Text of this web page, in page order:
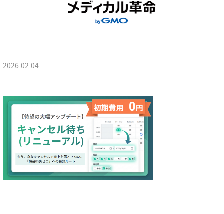
2026.02.04